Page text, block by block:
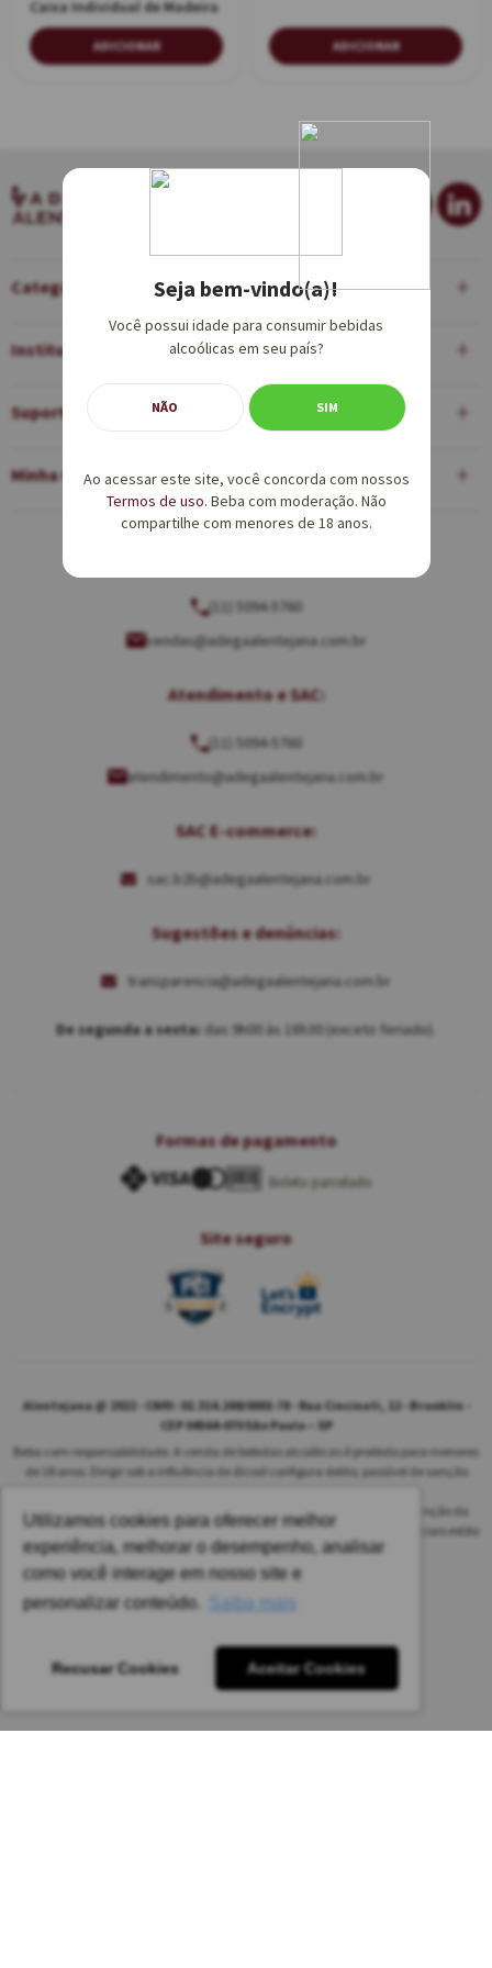
Utilizamos cookies para oferecer melhor
experiência, melhorar o desempenho, analisar
como você interage em nosso site e
personalizar conteúdo.
Saiba mais
Recusar Cookies Aceitar Cookies
Caixa Individual de Madeira
ADICIONAR ADICIONAR
Categorias
Institucional
Suporte
Minha Conta
(11) 5094-5760
vendas@adegaalentejana.com.br
Atendimento e SAC:
(11) 5094-5760
atendimento@adegaalentejana.com.br
SAC E-commerce:
sac.b2b@adegaalentejana.com.br
Sugestões e denúncias:
transparencia@adegaalentejana.com.br
De segunda a sexta: das 9h00 às 18h30 (exceto feriado).
Formas de pagamento
Boleto parcelado
Site seguro
Alentejana @ 2022 - CNPJ: 02.314.269/0001-78 - Rua Cincinati, 12 - Brooklin -
CEP 04564-070 São Paulo – SP
Beba com responsabilidade. A venda de bebidas alcoólicas é proibida para menores
de 18 anos. Dirigir sob a influência de álcool configura delito, passível de sanção
As safras dos vinhos poderão ser diferentes das informadas no site em função da
disponibilidade do nosso estoque. Alteração de preços e condições comerciais estão
sujeitas a alteração sem aviso prévio.
Pedido mínimo: R$ 1.650,00 para todas as regiões.
Imagens meramente ilustrativas.
Seja bem-vindo(a)!
Você possui idade para consumir bebidas
alcoólicas em seu país?
NÃO SIM
Ao acessar este site, você concorda com nossos
Termos de uso. Beba com moderação. Não
compartilhe com menores de 18 anos.